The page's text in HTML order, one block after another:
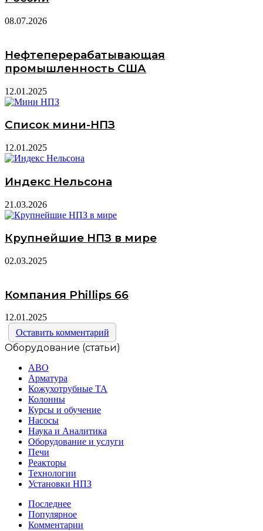
08.07.2026
Нефтеперерабатывающая
промышленность США
12.01.2025
Список мини-НПЗ
12.01.2025
Индекс Нельсона
21.03.2026
Крупнейшие НПЗ в мире
02.03.2025
Компания Phillips 66
12.01.2025
Оставить комментарий
Оборудование (статьи)
АВО
Арматура
Кожухотрубные ТА
Колонны
Курсы и обучение
Насосы
Наука и Аналитика
Оборудование и услуги
Печи
Реакторы
Технологии
Установки НПЗ
Последнее
Популярное
Комментарии